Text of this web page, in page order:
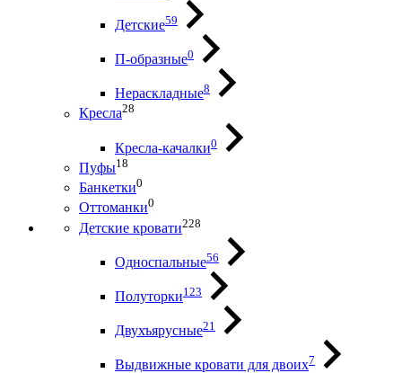
Детские59
П-образные0
Нераскладные8
Кресла28
Кресла-качалки0
Пуфы18
Банкетки0
Оттоманки0
Детские кровати228
Односпальные56
Полуторки123
Двухъярусные21
Выдвижные кровати для двоих7